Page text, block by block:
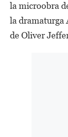
la microobra
la dramaturga
de Oliver